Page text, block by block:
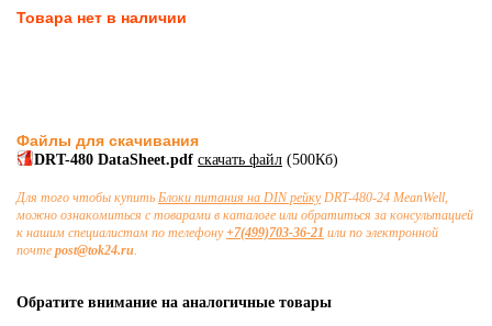
Товара нет в наличии
Файлы для скачивания
DRT-480 DataSheet.pdf скачать файл (500Кб)
Для того чтобы купить Блоки питания на DIN рейкуDRT-480-24 MeanWell,
можно ознакомиться с товарами в каталоге или обратиться за консультацией
к нашим специалистам по телефону+7(499)703-36-21 или по электронной
почте post@tok24.ru.
Обратите внимание на аналогичные товары